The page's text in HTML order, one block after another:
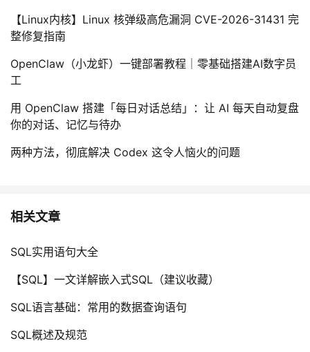
【Linux内核】Linux 核弹级高危漏洞 CVE-2026-31431 完
整修复指南
OpenClaw（小龙虾）一键部署教程｜零基础搭建AI数字员
工
用 OpenClaw 搭建「每日对话总结」：让 AI 每天自动复盘
你的对话、记忆与待办
两种方法，彻底解决 Codex 这令人恼火的问题
相关文章
SQL实用语句大全
【SQL】一文详解嵌入式SQL（建议收藏）
SQL语言基础：常用的数据查询语句
SQL概述及规范